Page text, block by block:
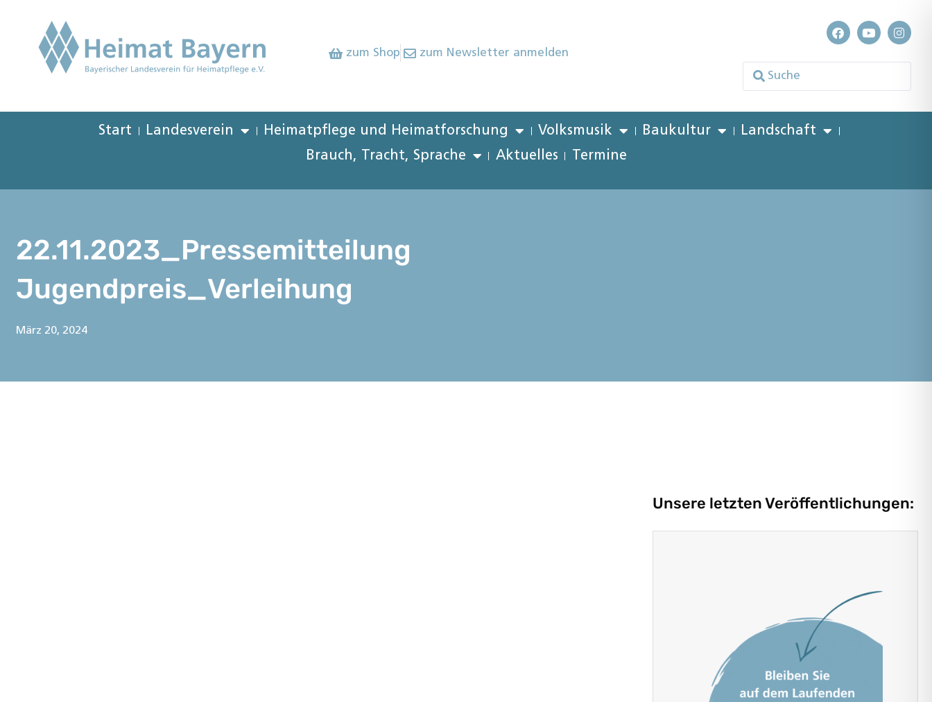
zum Shop zum Newsletter anmelden
Start Landesverein Heimatpflege und Heimatforschung Volksmusik Baukultur
Landschaft
Brauch, Tracht, Sprache
Aktuelles Termine
22.11.2023_Pressemitteilung
Jugendpreis_Verleihung
März 20, 2024
Unsere letzten Veröffentlichungen: